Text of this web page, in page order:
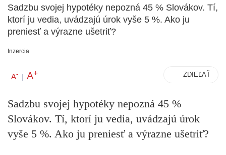
Sadzbu svojej hypotéky nepozná 45 % Slovákov. Tí,
ktorí ju vedia, uvádzajú úrok vyše 5 %. Ako ju
preniesť a výrazne ušetriť?
Inzercia
A- | A+ ZDIEĽAŤ
Sadzbu svojej hypotéky nepozná 45 %
Slovákov. Tí, ktorí ju vedia, uvádzajú úrok
vyše 5 %. Ako ju preniesť a výrazne ušetriť?